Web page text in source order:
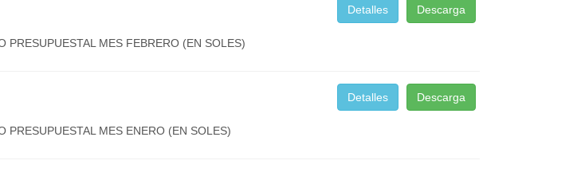
Descarga
Detalles
PRESUPUESTAL MES FEBRERO (EN SOLES)
Descarga
Detalles
PRESUPUESTAL MES ENERO (EN SOLES)